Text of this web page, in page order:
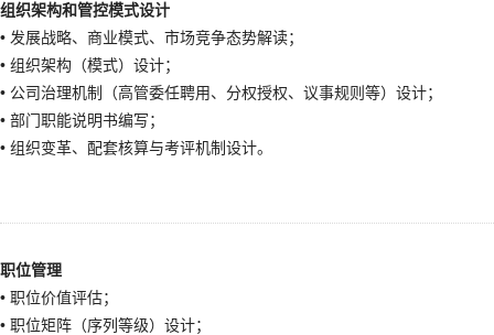
组织架构和管控模式设计
• 发展战略、商业模式、市场竞争态势解读；
• 组织架构（模式）设计；
• 公司治理机制（高管委任聘用、分权授权、议事规则等）设计；
• 部门职能说明书编写；
• 组织变革、配套核算与考评机制设计。
职位管理
• 职位价值评估；
• 职位矩阵（序列等级）设计；